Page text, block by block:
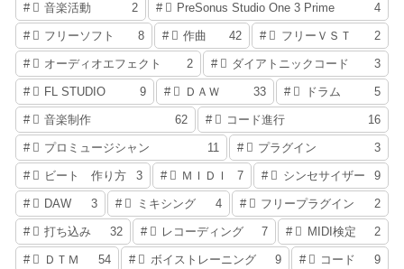
音楽活動 2 PreSonus Studio One 3 Prime 4
フリーソフト 8 作曲 42 フリーＶＳＴ 2
オーディオエフェクト 2 ダイアトニックコード 3
FL STUDIO 9 ＤＡＷ 33 ドラム 5
音楽制作 62 コード進行 16
プロミュージシャン 11 プラグイン 3
ビート 作り方 3 ＭＩＤＩ 7 シンセサイザー 9
DAW 3 ミキシング 4 フリープラグイン 2
打ち込み 32 レコーディング 7 MIDI検定 2
ＤＴＭ 54 ボイストレーニング 9 コード 9